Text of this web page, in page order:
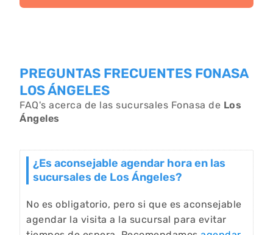
PREGUNTAS FRECUENTES FONASA
LOS ÁNGELES
FAQ's acerca de las sucursales Fonasa de Los
Ángeles
¿Es aconsejable agendar hora en las
sucursales de Los Ángeles?
No es obligatorio, pero si que es aconsejable
agendar la visita a la sucursal para evitar